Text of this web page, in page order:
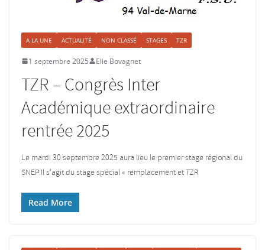
A LA UNE ACTUALITÉ NON CLASSÉ STAGES TZR
1 septembre 2025 Elie Bovagnet
TZR – Congrès Inter
Académique extraordinaire
rentrée 2025
Le mardi 30 septembre 2025 aura lieu le premier stage régional du
SNEP.Il s’agit du stage spécial « remplacement et TZR
Read More